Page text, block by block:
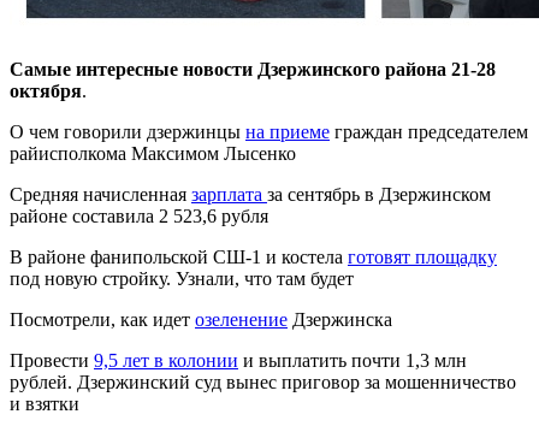
Самые интересные новости Дзержинского района 21-28
октября.
О чем говорили дзержинцы на приеме граждан председателем
райисполкома Максимом Лысенко
Средняя начисленная зарплата за сентябрь в Дзержинском
районе составила 2 523,6 рубля
В районе фанипольской СШ-1 и костела готовят площадку
под новую стройку. Узнали, что там будет
Посмотрели, как идет озеленение Дзержинска
Провести 9,5 лет в колонии и выплатить почти 1,3 млн
рублей. Дзержинский суд вынес приговор за мошенничество
и взятки